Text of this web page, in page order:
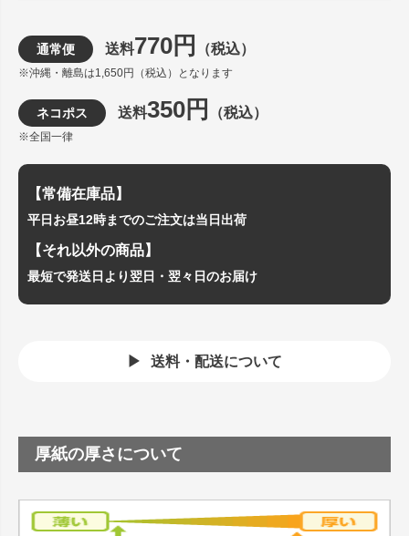
通常便 送料770円 （税込）
※沖縄・離島は1,650円（税込）となります
ネコポス 送料350円 （税込）
※全国一律
【常備在庫品】
平日お昼12時までのご注文は当日出荷
【それ以外の商品】
最短で発送日より翌日・翌々日のお届け
送料・配送について
厚紙の厚さについて